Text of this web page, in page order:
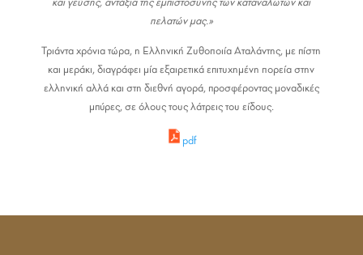
και γεύσης, αντάξια της εμπιστοσύνης των καταναλωτών και
πελατών μας.»
Τριάντα χρόνια τώρα, η Ελληνική Ζυθοποιία Αταλάντης, με πίστη
και μεράκι, διαγράφει μία εξαιρετικά επιτυχημένη πορεία στην
ελληνική αλλά και στη διεθνή αγορά, προσφέροντας μοναδικές
μπύρες, σε όλους τους λάτρεις του είδους.
pdf